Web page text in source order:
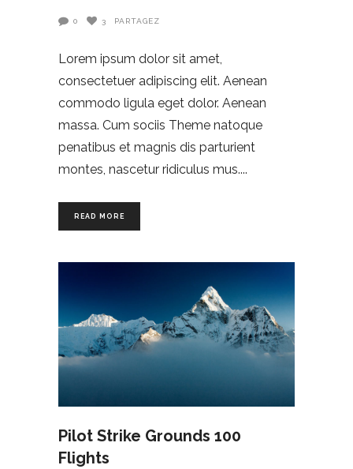
0 3 PARTAGEZ
Lorem ipsum dolor sit amet,
consectetuer adipiscing elit. Aenean
commodo ligula eget dolor. Aenean
massa. Cum sociis Theme natoque
penatibus et magnis dis parturient
montes, nascetur ridiculus mus.
READ MORE
Pilot Strike Grounds 100
Flights